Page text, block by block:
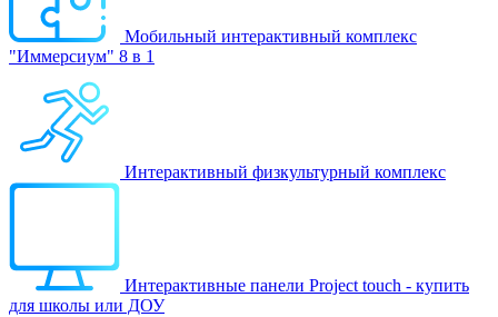
Мобильный интерактивный комплекс
"Иммерсиум" 8 в 1
Интерактивный физкультурный комплекс
Интерактивные панели Project touch - купить
для школы или ДОУ